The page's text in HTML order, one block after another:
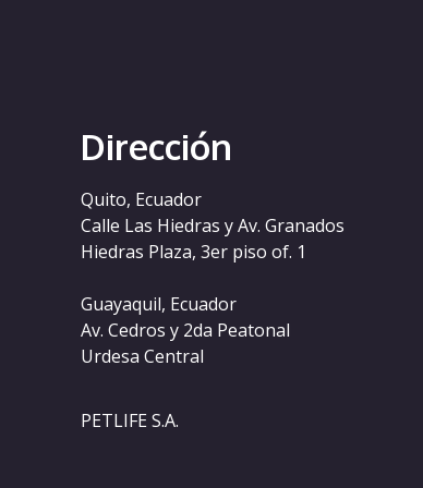
Dirección
Quito, Ecuador
Calle Las Hiedras y Av. Granados
Hiedras Plaza, 3er piso of. 1
Guayaquil, Ecuador
Av. Cedros y 2da Peatonal
Urdesa Central
PETLIFE S.A.